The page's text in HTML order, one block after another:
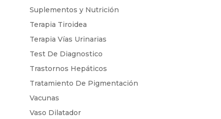
Suplementos y Nutrición
Terapia Tiroidea
Terapia Vías Urinarias
Test De Diagnostico
Trastornos Hepáticos
Tratamiento De Pigmentación
Vacunas
Vaso Dilatador